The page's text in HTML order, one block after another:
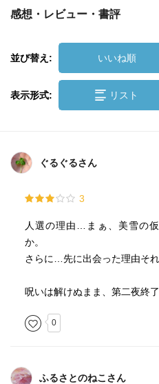
感想・レビュー・書評
並び替え: いいね順
表示形式: リスト
ぐるぐるさん
3
人選の理由…まぁ、美雪の
か。
さらに…先に出会った理由そ
呪いは解けぬまま、第二夜終了
0
ふるさとのねこさん